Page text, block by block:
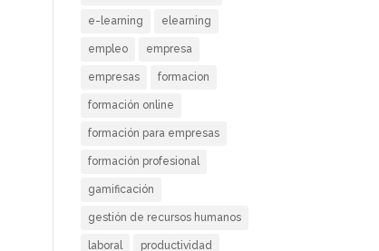
e-learning elearning
empleo empresa
empresas formacion
formación online
formación para empresas
formación profesional
gamificación
gestión de recursos humanos
laboral productividad